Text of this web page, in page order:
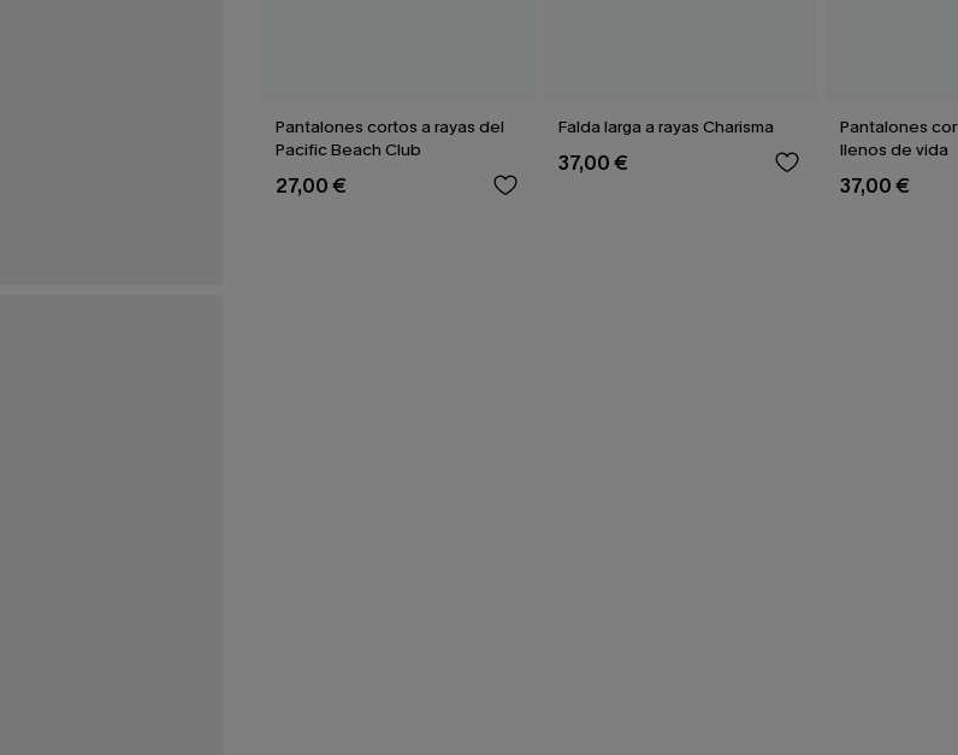
Pantalones cortos a rayas del
Pacific Beach Club
27,00 €
Falda larga a rayas Charisma
37,00 €
Pantalones
llenos de vida
37,00 €